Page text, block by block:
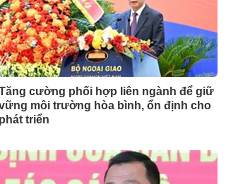
cường phối hợp liên ngành để giữ
môi trường hòa bình, ổn định cho
phát triển